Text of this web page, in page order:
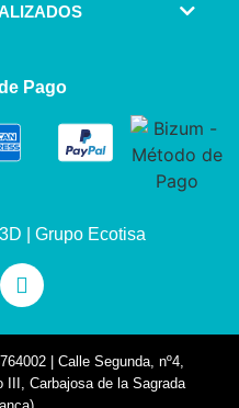
Pago
| Grupo Ecotisa
| Calle Segunda, nº4,
Carbajosa de la Sagrada